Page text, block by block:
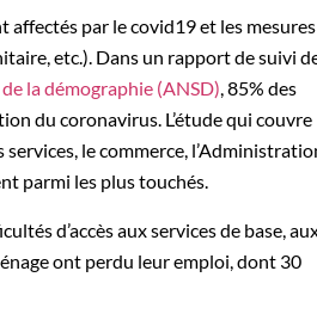
affectés par le covid19 et les mesures
etc.). Dans un rapport de suivi
la démographie (ANSD), 85% des
du coronavirus. L’étude qui couvre
le commerce,
parmi les plus touchés.
d’accès aux services de base,
ont perdu leur emploi, dont 30